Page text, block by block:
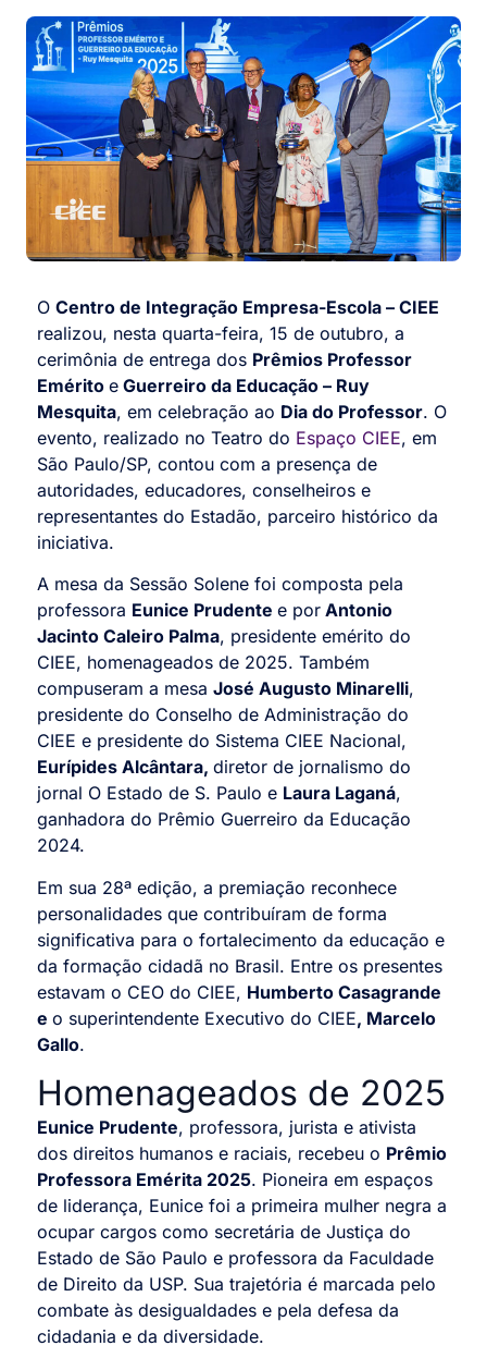
O Centro de Integração Empresa-Escola – CIEE
realizou, nesta quarta-feira, 15 de outubro, a
cerimônia de entrega dos Prêmios Professor
Emérito e Guerreiro da Educação – Ruy
Mesquita, em celebração ao Dia do Professor. O
evento, realizado no Teatro do Espaço CIEE, em
São Paulo/SP, contou com a presença de
autoridades, educadores, conselheiros e
representantes do Estadão, parceiro histórico da
iniciativa.
A mesa da Sessão Solene foi composta pela
professora Eunice Prudente e por Antonio
Jacinto Caleiro Palma, presidente emérito do
CIEE, homenageados de 2025. Também
compuseram a mesa José Augusto Minarelli,
presidente do Conselho de Administração do
CIEE e presidente do Sistema CIEE Nacional,
Eurípides Alcântara, diretor de jornalismo do
jornal O Estado de S. Paulo e Laura Laganá,
ganhadora do Prêmio Guerreiro da Educação
2024.
Em sua 28ª edição, a premiação reconhece
personalidades que contribuíram de forma
significativa para o fortalecimento da educação e
da formação cidadã no Brasil. Entre os presentes
estavam o CEO do CIEE, Humberto Casagrande
e o superintendente Executivo do CIEE, Marcelo
Gallo.
Homenageados de 2025
Eunice Prudente, professora, jurista e ativista
dos direitos humanos e raciais, recebeu o Prêmio
Professora Emérita 2025. Pioneira em espaços
de liderança, Eunice foi a primeira mulher negra a
ocupar cargos como secretária de Justiça do
Estado de São Paulo e professora da Faculdade
de Direito da USP. Sua trajetória é marcada pelo
combate às desigualdades e pela defesa da
cidadania e da diversidade.